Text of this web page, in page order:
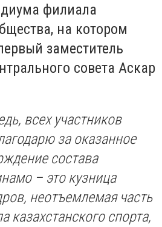
филиала
на котором
заместитель
совета Аскар
всех участников
за оказанное
состава
– это кузница
неотъемлемая часть
казахстанского спорта,